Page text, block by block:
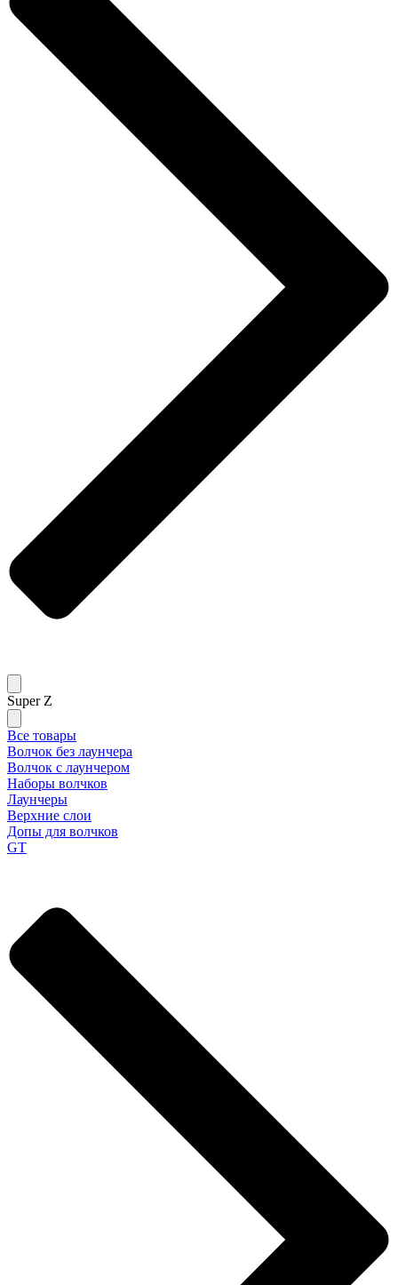
Super Z
Все товары
Волчок без лаунчера
Волчок с лаунчером
Наборы волчков
Лаунчеры
Верхние слои
Допы для волчков
GT